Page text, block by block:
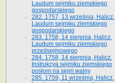
Laudum sejmiku ziemskiego
gospodarskiego
282. 1757, 13 września, Halicz.
Laudum sejmiku ziemskiego
gospodarskiego
283. 1758, 14 sierpnia, Halicz.
Laudum sejmiku ziemskiego
przedsejmowego
284. 1758, 14 sierpnia, Halicz.
Instrukcya sejmiku ziemskiego
posłom na sejm walny
285. 1759, 11 września, Halicz.